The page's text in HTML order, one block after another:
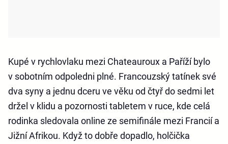
Kupé v rychlovlaku mezi Chateauroux a Paříží bylo
v sobotním odpoledni plné. Francouzský tatínek své
dva syny a jednu dceru ve věku od čtyř do sedmi let
držel v klidu a pozornosti tabletem v ruce, kde celá
rodinka sledovala online ze semifinále mezi Francií a
Jižní Afrikou. Když to dobře dopadlo, holčička